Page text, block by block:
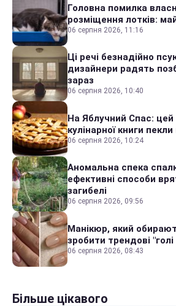
Головна помилка
розміщення лотків:
06 серпня 2026, 11:16
Ці речі безнадійно
дизайнери радять
зараз
06 серпня 2026, 10:40
На Яблучний Спас: цей
кулінарної книги
06 серпня 2026, 10:24
Аномальна спека
ефективні способи
загибелі
06 серпня 2026, 09:56
Манікюр, який
зробити трендові "голі
06 серпня 2026, 08:43
Більше цікавого